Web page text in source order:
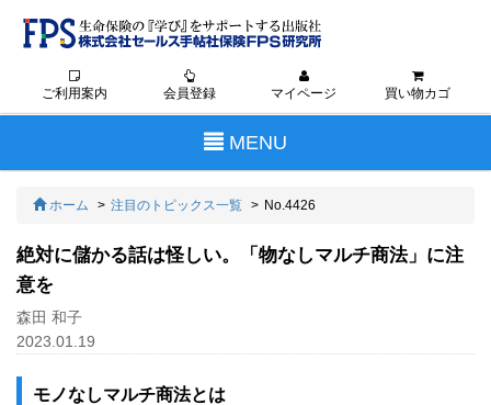
ご利用案内 会員登録 マイページ 買い物カゴ
Toggle
navigation
MENU
ホーム 注目のトピックス一覧 No.4426
絶対に儲かる話は怪しい。「物なしマルチ商法」に注
意を
森田 和子
2023.01.19
モノなしマルチ商法とは